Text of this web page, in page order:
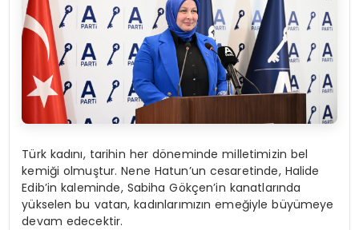
Türk kadını, tarihin her döneminde milletimizin bel
kemiği olmuştur. Nene Hatun’un cesaretinde, Halide
Edib’in kaleminde, Sabiha Gökçen’in kanatlarında
yükselen bu vatan, kadınlarımızın emeğiyle büyümeye
devam edecektir.